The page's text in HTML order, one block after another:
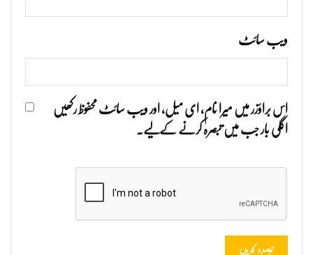
ویب‌ سائٹ
اس براؤزر میں میرا نام، ای میل، اور ویب سائٹ محفوظ رکھیں
اگلی بار جب میں تبصرہ کرنے کےلیے۔